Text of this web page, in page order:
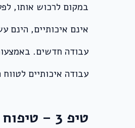
במקום לרכוש אותו,
אינם איכותיים,
עבודה חדשים.
עבודה איכותיים
טיפ 3 – טיפוח הדשא